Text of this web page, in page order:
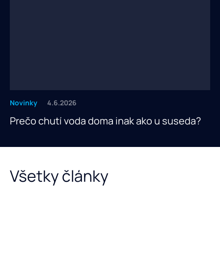
Novinky 4.6.2026
Prečo chutí voda doma inak ako u suseda?
Všetky články